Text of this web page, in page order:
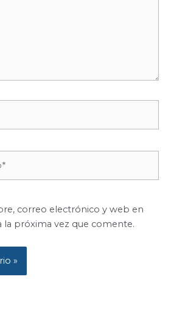
correo electrónico y web en
la próxima vez que comente.